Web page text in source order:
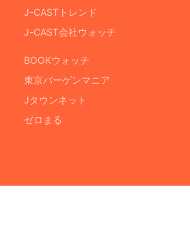
J-CASTトレンド
J-CAST会社ウォッチ
BOOKウォッチ
東京バーゲンマニア
Jタウンネット
ゼロまる